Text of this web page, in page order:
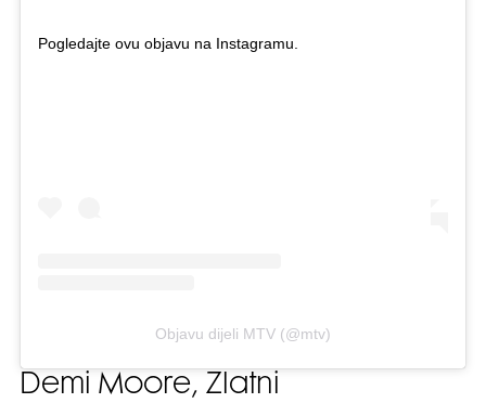
Pogledajte ovu objavu na Instagramu.
Objavu dijeli MTV (@mtv)
Demi Moore, Zlatni